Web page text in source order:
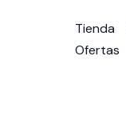
Tienda
Ofertas